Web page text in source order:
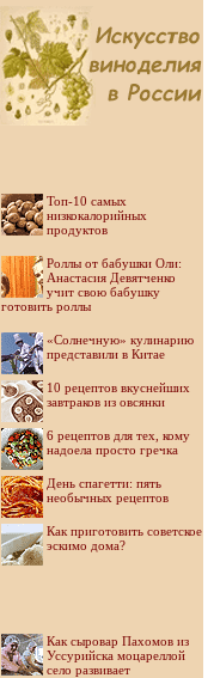
Топ-10 самых
низкокалорийных
продуктов
Роллы от бабушки Оли:
Анастасия Девятченко
учит свою бабушку
готовить роллы
«Солнечную» кулинарию
представили в Китае
10 рецептов вкуснейших
завтраков из овсянки
6 рецептов для тех, кому
надоела просто гречка
День спагетти: пять
необычных рецептов
Как приготовить советское
эскимо дома?
Как сыровар Пахомов из
Уссурийска моцареллой
село развивает